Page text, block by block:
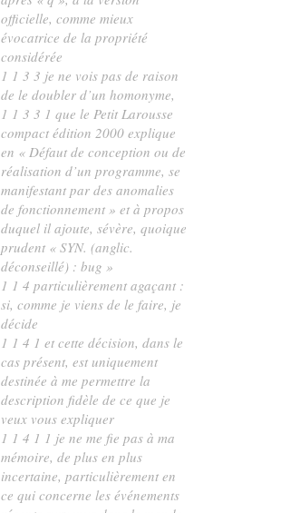
officielle, comme mieux
évocatrice de la propriété
considérée
1 1 3 3 je ne vois pas de raison
de le doubler d’un homonyme,
1 1 3 3 1 que le Petit Larousse
compact édition 2000 explique
en « Défaut de conception ou de
réalisation d’un programme, se
manifestant par des anomalies
de fonctionnement » et à propos
duquel il ajoute, sévère, quoique
prudent « SYN. (anglic.
déconseillé) :bug »
1 1 4 particulièrement agaçant :
si, comme je viens de le faire, je
décide
1 1 4 1 et cette décision, dans le
cas présent, est uniquement
destinée à me permettre la
description fidèle de ce que je
veux vous expliquer
1 1 4 1 1 je ne me fie pas à ma
mémoire, de plus en plus
incertaine, particulièrement en
ce qui concerne les événements